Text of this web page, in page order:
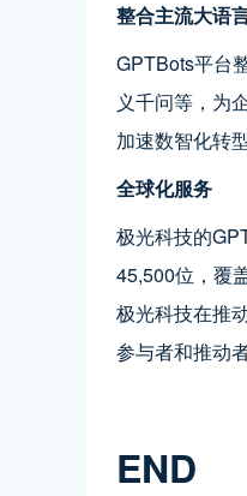
整合主流大语
GPTBots平台
义千问等，为
加速数智化转型
全球化服务
极光科技的
45,500位，覆
极光科技在推
参与者和推动者
END